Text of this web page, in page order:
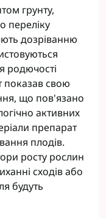
грунту,
переліку
дозріванню
родючості
показав свою
що пов'язано
активних
препарат
плодів.
росту рослин
сходів або
будуть